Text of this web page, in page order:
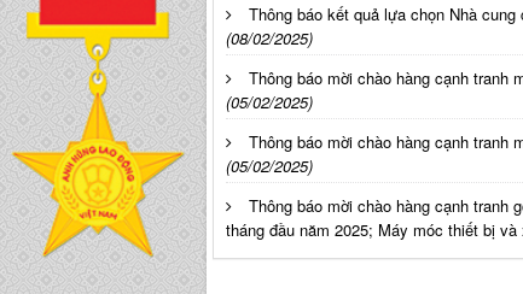
Thông báo kết quả lựa chọn Nhà
(08/02/2025)
Thông báo mời chào hàng cạnh tranh
(05/02/2025)
Thông báo mời chào hàng cạnh tranh
(05/02/2025)
Thông báo mời chào hàng cạnh tranh
tháng đầu năm 2025; Máy móc thiết bị